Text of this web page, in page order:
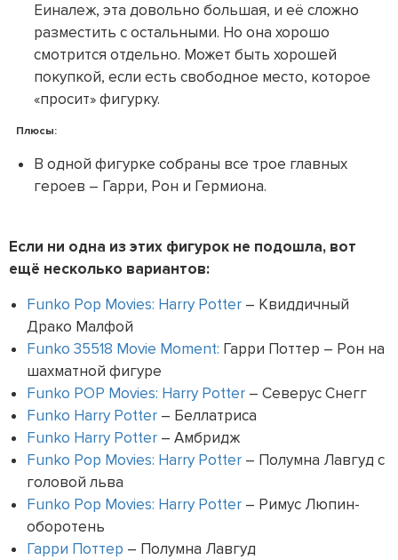
Еиналеж, эта довольно большая, и её сложно
разместить с остальными. Но она хорошо
смотрится отдельно. Может быть хорошей
покупкой, если есть свободное место, которое
«просит» фигурку.
Плюсы:
В одной фигурке собраны все трое главных
героев – Гарри, Рон и Гермиона.
Если ни одна из этих фигурок не подошла, вот
ещё несколько вариантов:
Funko Pop Movies: Harry Potter – Квиддичный
Драко Малфой
Funko 35518 Movie Moment: Гарри Поттер – Рон на
шахматной фигуре
Funko POP Movies: Harry Potter – Северус Снегг
Funko Harry Potter – Беллатриса
Funko Harry Potter – Амбридж
Funko Pop Movies: Harry Potter – Полумна Лавгуд с
головой льва
Funko Pop Movies: Harry Potter – Римус Люпин-
оборотень
Гарри Поттер – Полумна Лавгуд